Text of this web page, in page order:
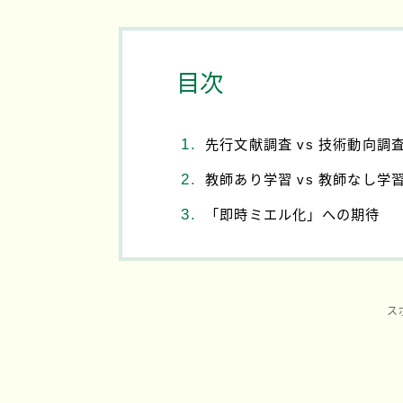
目次
先行文献調査 vs 技術動向調
教師あり学習 vs 教師なし学習
「即時ミエル化」への期待
ス